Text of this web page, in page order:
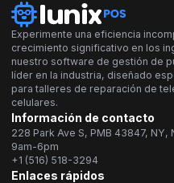
Experimente una eficiencia
crecimiento significativo en los
nuestro software de gestión de
líder en la industria, diseñado
para talleres de reparación de
celulares.
Información de contacto
228 Park Ave S, PMB 43847, NY,
9am-6pm
+1 (516) 518-3294
Enlaces rápidos